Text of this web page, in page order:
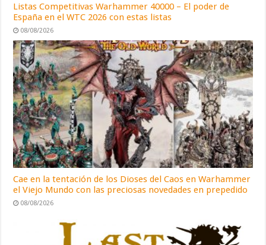
Listas Competitivas Warhammer 40000 – El poder de
España en el WTC 2026 con estas listas
08/08/2026
Cae en la tentación de los Dioses del Caos en Warhammer
el Viejo Mundo con las preciosas novedades en prepedido
08/08/2026